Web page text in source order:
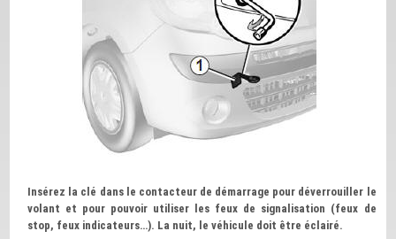
Insérez la clé dans le contacteur de démarrage pour déverrouiller le
volant et pour pouvoir utiliser les feux de signalisation (feux de
stop, feux indicateurs…). La nuit, le véhicule doit être éclairé.